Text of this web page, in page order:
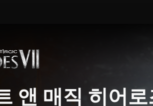
앤 매직 히어로